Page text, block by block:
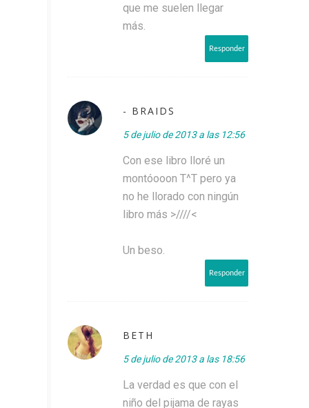
que me suelen llegar
más.
Responder
- BRAIDS
5 de julio de 2013 a las 12:56
Con ese libro lloré un
montóooon T^T pero ya
no he llorado con ningún
libro más >////<
Un beso.
Responder
BETH
5 de julio de 2013 a las 18:56
La verdad es que con el
niño del pijama de rayas